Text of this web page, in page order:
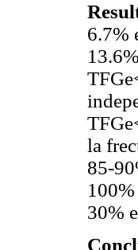
6.7%
la
85-
30%